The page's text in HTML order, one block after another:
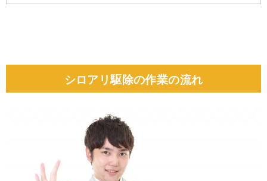
シロアリ駆除の作業の流れ